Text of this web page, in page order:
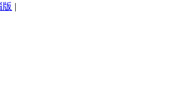
版 |